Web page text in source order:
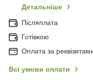
Детальніше
Післяплата
Готівкою
Оплата за
Всі умови оплати